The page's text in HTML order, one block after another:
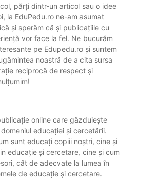
părți dintr-un articol sau o idee
la EduPedu.ro ne-am asumat
și sperăm că și publicațiile cu
vor face la fel. Ne bucurăm
pe Edupedu.ro și suntem
noastră de a cita sursa
reciprocă de respect și
online care găzduiește
educației și cercetării.
sunt educați copiii noștri, cine și
educație și cercetare, cine și cum
cât de adecvate la lumea în
de educație și cercetare.